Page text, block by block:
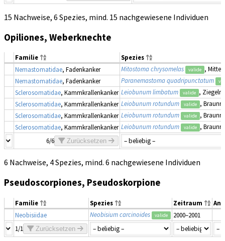
15 Nachweise, 6 Spezies, mind. 15 nachgewiesene Individuen
Opiliones, Weberknechte
Familie
Spezies
Nemastomatidae, Fadenkanker Mitostoma chrysomelas valide ,
Nemastomatidae, Fadenkanker Paranemastoma quadripunctatum
Sclerosomatidae, Kammkrallenkanker Leiobunum limbatum valide ,
Sclerosomatidae, Kammkrallenkanker Leiobunum rotundum valide ,
Sclerosomatidae, Kammkrallenkanker Leiobunum rotundum valide ,
Sclerosomatidae, Kammkrallenkanker Leiobunum rotundum valide ,
6/6
Zurücksetzen
6 Nachweise, 4 Spezies, mind. 6 nachgewiesene Individuen
Pseudoscorpiones, Pseudoskorpione
Familie Spezies Zeitraum
Neobisiidae
Neobisium carcinoides valide
2000–2001
1/1
Zurücksetzen